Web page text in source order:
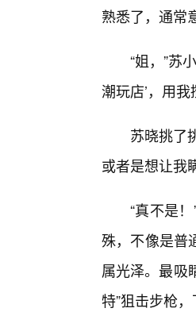
熟悉了，通常
“姐，”苏
潮玩店’，用
苏晓挑了
或者是想让我
“真不是
殊，不像是普
属光泽。最吸
特”狙击步枪